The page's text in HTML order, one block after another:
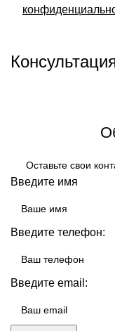
Оставьте свои
Введите имя
Введите телефон:
Введите email: